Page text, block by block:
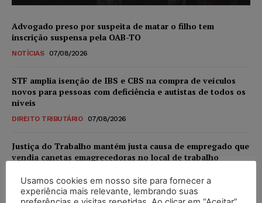
Advogado preso por suspeita de matar o filho tem
inscrição suspensa pela OAB-TO
NOTÍCIAS 07/08/2026
STF amplia isenção de IBS e CBS na compra de veículos
novos para pessoas com deficiência e autistas de todos os
níveis
DIREITO TRIBUTÁRIO 07/08/2026
Justiça do Trabalho mantém justa causa de empregado que
vendia canetas emagrecedoras no local de trabalho
Justiça de SP decreta prisão de suspeito investigado na
Usamos cookies em nosso site para fornecer a
experiência mais relevante, lembrando suas